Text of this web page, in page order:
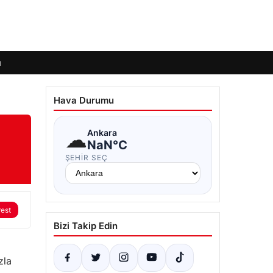
Hava Durumu
☁Ankara
NaN°C
ŞEHIR SEÇ
Bizi Takip Edin